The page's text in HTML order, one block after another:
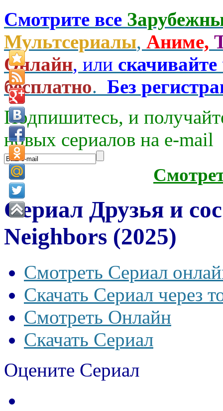
Смотрите все
Мультсериалы, Аниме,
Онлайн, или скачивайте
бесплатно. Без
Подпишитесь, и
новых сериалов на e-mаil
Сериал Друзья и
Neighbors (2025)
Смотреть Сериал
Скачать Сериал через
Смотреть Онлайн
Скачать Сериал
Оцените Сериал